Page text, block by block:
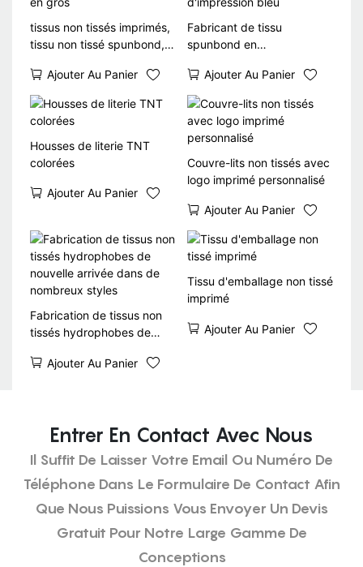
tissus non tissés imprimés,
tissu non tissé spunbond,
Ajouter Au Panier
Fabricant de tissu
spunbond en
d'impression bleu
Ajouter Au Panier
Housses de literie TNT
colorées
Ajouter Au Panier
Couvre-lits non tissés avec
logo imprimé personnalisé
Ajouter Au Panier
Fabrication de tissus non
tissés hydrophobes de
nombreux styles
Ajouter Au Panier
Tissu d'emballage non tissé
imprimé
Ajouter Au Panier
Entrer En Contact Avec Nous
Il Suffit De Laisser Votre Email Ou Numéro De
Téléphone Dans Le Formulaire De Contact Afin
Que Nous Puissions Vous Envoyer Un Devis
Gratuit Pour Notre Large Gamme De
Conceptions